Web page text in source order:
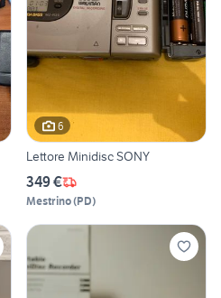
6
Lettore Minidisc SONY
349 €
Mestrino(PD)